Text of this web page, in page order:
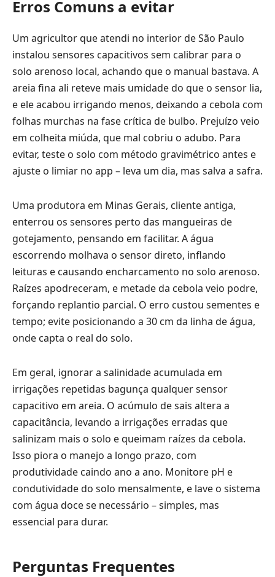
Erros Comuns a evitar
Um agricultor que atendi no interior de São Paulo
instalou sensores capacitivos sem calibrar para o
solo arenoso local, achando que o manual bastava. A
areia fina ali reteve mais umidade do que o sensor lia,
e ele acabou irrigando menos, deixando a cebola com
folhas murchas na fase crítica de bulbo. Prejuízo veio
em colheita miúda, que mal cobriu o adubo. Para
evitar, teste o solo com método gravimétrico antes e
ajuste o limiar no app – leva um dia, mas salva a safra.
Uma produtora em Minas Gerais, cliente antiga,
enterrou os sensores perto das mangueiras de
gotejamento, pensando em facilitar. A água
escorrendo molhava o sensor direto, inflando
leituras e causando encharcamento no solo arenoso.
Raízes apodreceram, e metade da cebola veio podre,
forçando replantio parcial. O erro custou sementes e
tempo; evite posicionando a 30 cm da linha de água,
onde capta o real do solo.
Em geral, ignorar a salinidade acumulada em
irrigações repetidas bagunça qualquer sensor
capacitivo em areia. O acúmulo de sais altera a
capacitância, levando a irrigações erradas que
salinizam mais o solo e queimam raízes da cebola.
Isso piora o manejo a longo prazo, com
produtividade caindo ano a ano. Monitore pH e
condutividade do solo mensalmente, e lave o sistema
com água doce se necessário – simples, mas
essencial para durar.
Perguntas Frequentes